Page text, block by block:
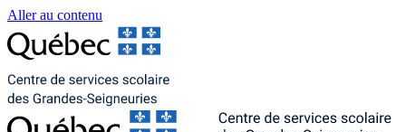
Aller au contenu